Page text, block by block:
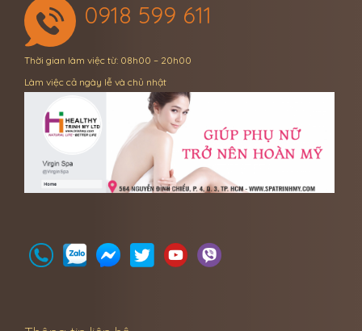
0918 599 611
Thời gian làm việc từ: 08h00 – 20h00
Làm việc cả ngày lễ và chủ nhật